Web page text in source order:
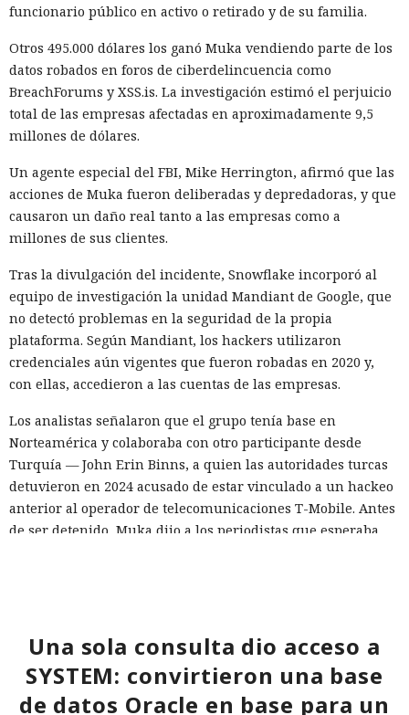
funcionario público en activo o retirado y de su familia.
Otros 495.000 dólares los ganó Muka vendiendo parte de los
datos robados en foros de ciberdelincuencia como
BreachForums y XSS.is. La investigación estimó el perjuicio
total de las empresas afectadas en aproximadamente 9,5
millones de dólares.
Un agente especial del FBI, Mike Herrington, afirmó que las
acciones de Muka fueron deliberadas y depredadoras, y que
causaron un daño real tanto a las empresas como a
millones de sus clientes.
Tras la divulgación del incidente, Snowflake incorporó al
equipo de investigación la unidad Mandiant de Google, que
no detectó problemas en la seguridad de la propia
plataforma. Según Mandiant, los hackers utilizaron
credenciales aún vigentes que fueron robadas en 2020 y,
con ellas, accedieron a las cuentas de las empresas.
Los analistas señalaron que el grupo tenía base en
Norteamérica y colaboraba con otro participante desde
Turquía — John Erin Binns, a quien las autoridades turcas
detuvieron en 2024 acusado de estar vinculado a un hackeo
anterior al operador de telecomunicaciones T-Mobile. Antes
de ser detenido, Muka dijo a los periodistas que esperaba
vigilar la actividad de las cuentas por accesos desde
dispositivos desconocidos.
Una sola consulta dio acceso a
SYSTEM: convirtieron una base
de datos Oracle en base para un